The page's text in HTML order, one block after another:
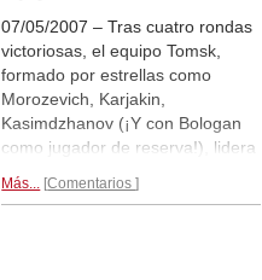
07/05/2007 – Tras cuatro rondas
victoriosas, el equipo Tomsk,
formado por estrellas como
Morozevich, Karjakin,
Kasimdzhanov (¡Y con Bologan
como jugador de reserva!), lidera
League". A continuación siguen el
Más... Comentarios